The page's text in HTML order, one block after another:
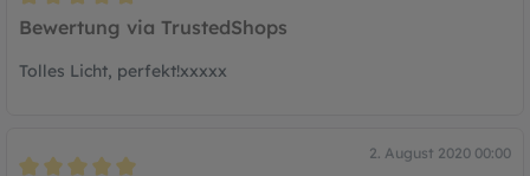
Bewertung mit 5 von 5 Sternen
Bewertung via TrustedShops
Tolles Licht, perfekt!xxxxx
2. August 2020 00:00